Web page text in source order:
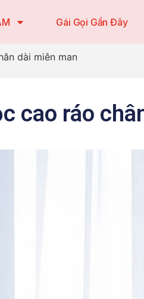
Gái Gọi Gần Đây
dài miên man
cao ráo